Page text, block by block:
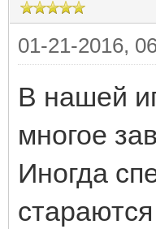
01-21-2016,
В нашей
многое
Иногда